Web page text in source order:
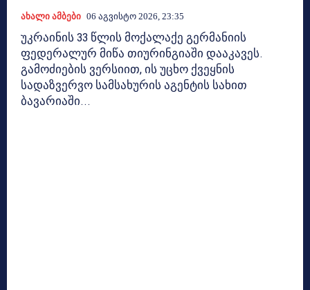
Ახალი Ამბები 06 Აგვისტო 2026, 23:35
უკრაინის 33 წლის მოქალაქე გერმანიის
ფედერალურ მიწა თიურინგიაში დააკავეს.
გამოძიების ვერსიით, ის უცხო ქვეყნის
სადაზვერვო სამსახურის აგენტის სახით
ბავარიაში...